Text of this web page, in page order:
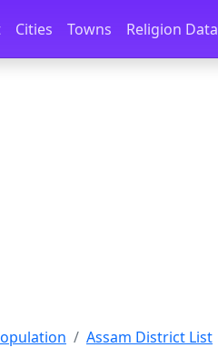
Cities Towns Religion Data
Assam District List